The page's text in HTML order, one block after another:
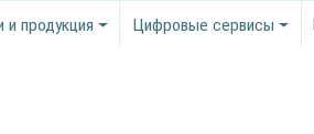
и продукция Цифровые сервисы